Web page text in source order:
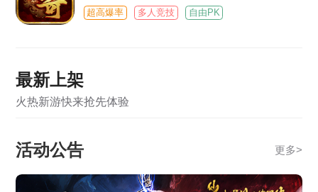
超高爆率 多人竞技 自由PK
最新上架
火热新游快来抢先体验
活动公告 更多>